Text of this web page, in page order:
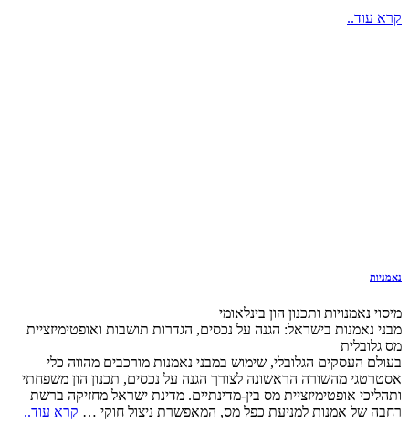
קרא עוד..
נאמניות
מיסוי נאמנויות ותכנון הון בינלאומי
מבני נאמנות בישראל: הגנה על נכסים, הגדרות תושבות ואופטימיזציית
מס גלובלית
בעולם העסקים הגלובלי, שימוש במבני נאמנות מורכבים מהווה כלי
אסטרטגי מהשורה הראשונה לצורך הגנה על נכסים, תכנון הון משפחתי
ותהליכי אופטימיזציית מס בין-מדינתיים. מדינת ישראל מחזיקה ברשת
רחבה של אמנות למניעת כפל מס, המאפשרת ניצול חוקי … קרא עוד..